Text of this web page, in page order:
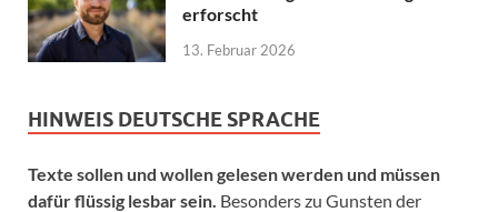
erforscht
13. Februar 2026
HINWEIS DEUTSCHE SPRACHE
Texte sollen und wollen gelesen werden und müssen
dafür flüssig lesbar sein. Besonders zu Gunsten der